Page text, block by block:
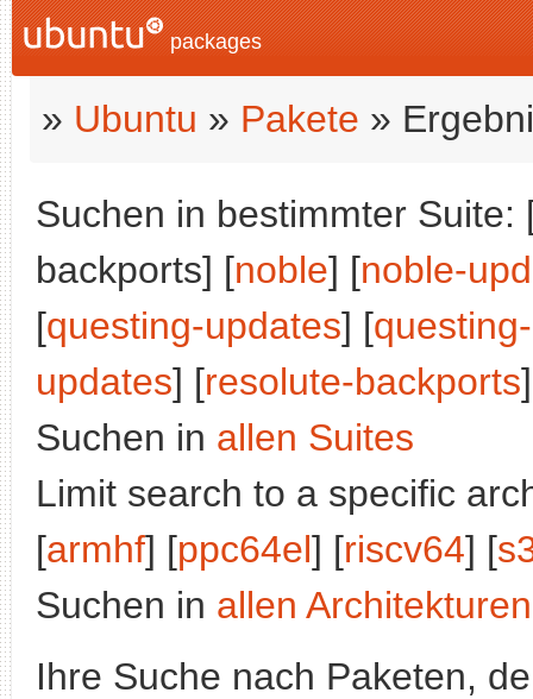
packages
» Ubuntu » Pakete »
Suchen in bestimmter Suite:
backports] [noble] [noble-
[questing-updates] [
updates] [resolute-backports
Suchen in allen Suites
Limit search to a specific
[armhf] [ppc64el] [riscv64] [
Suchen in allen Architekturen
Ihre Suche nach Paketen,